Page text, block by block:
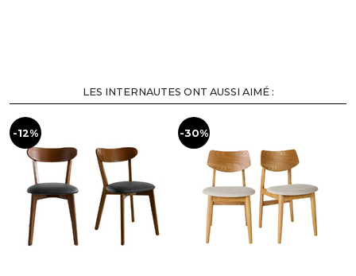
LES INTERNAUTES ONT AUSSI AIMÉ :
-12% -30%